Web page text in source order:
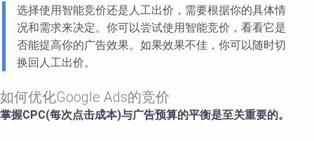
选择使用智能竞价还是人工出价，需要根据你的具体情
况和需求来决定。你可以尝试使用智能竞价，看看它是
否能提高你的广告效果。如果效果不佳，你可以随时切
换回人工出价。
如何优化Google Ads的竞价
掌握CPC(每次点击成本)与广告预算的平衡是至关重要的。